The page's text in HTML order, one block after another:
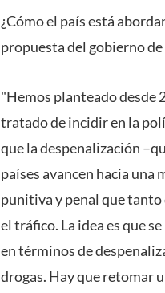
¿Cómo el país está
propuesta del gobierno
"Hemos planteado desde
tratado de incidir en la
que la despenalización
países avancen hacia una
punitiva y penal que tanto
el tráfico. La idea es que
en términos de
drogas. Hay que retomar